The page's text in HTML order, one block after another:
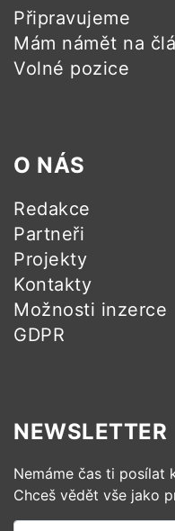
Připravujeme
Mám námět na
Volné pozice
O NÁS
Redakce
Partneři
Projekty
Kontakty
Možnosti inzerce
GDPR
NEWSLETTER
Nemáme čas ti posílat
Chceš vědět vše jako